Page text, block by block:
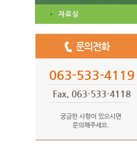
자료실